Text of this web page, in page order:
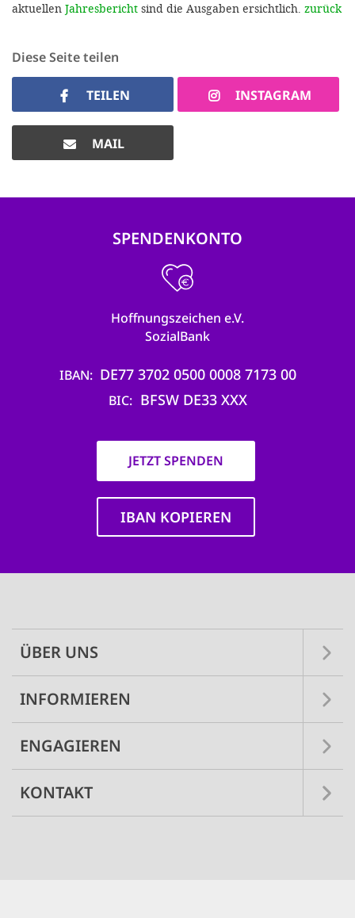
aktuellen Jahresbericht sind die Ausgaben ersichtlich. zurück
Diese Seite teilen
TEILEN INSTAGRAM
MAIL
SPENDENKONTO
Hoffnungszeichen e.V.
SozialBank
IBAN DE77 3702 0500 0008 7173 00
BIC BFSW DE33 XXX
JETZT SPENDEN
IBAN KOPIEREN
ÜBER UNS
INFORMIEREN
ENGAGIEREN
KONTAKT